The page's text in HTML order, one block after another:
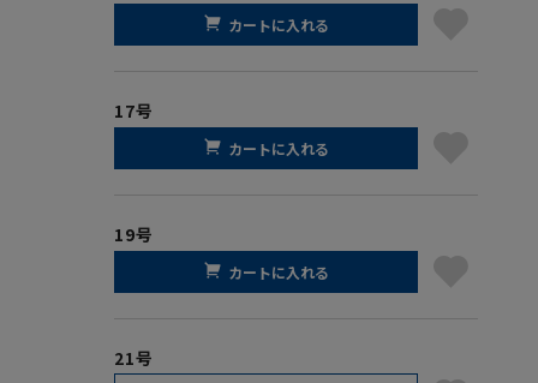
カートに入れる
17号
カートに入れる
19号
カートに入れる
21号